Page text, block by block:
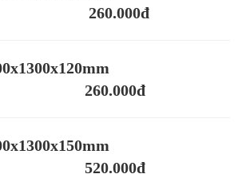
260.000đ
260.000đ
520.000đ